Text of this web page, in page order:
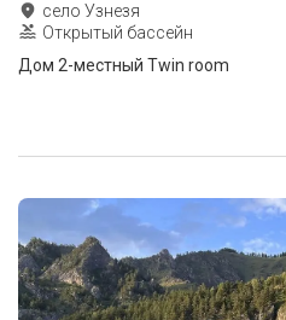
село Узнезя
Открытый бассейн
Дом 2-местный Twin room